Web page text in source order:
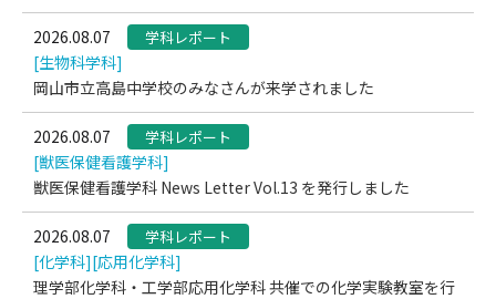
2026.08.07 学科レポート
[生物科学科]
岡山市立高島中学校のみなさんが来学されました
2026.08.07 学科レポート
[獣医保健看護学科]
獣医保健看護学科 News Letter Vol.13 を発行しました
2026.08.07 学科レポート
[化学科][応用化学科]
理学部化学科・工学部応用化学科 共催での化学実験教室を行